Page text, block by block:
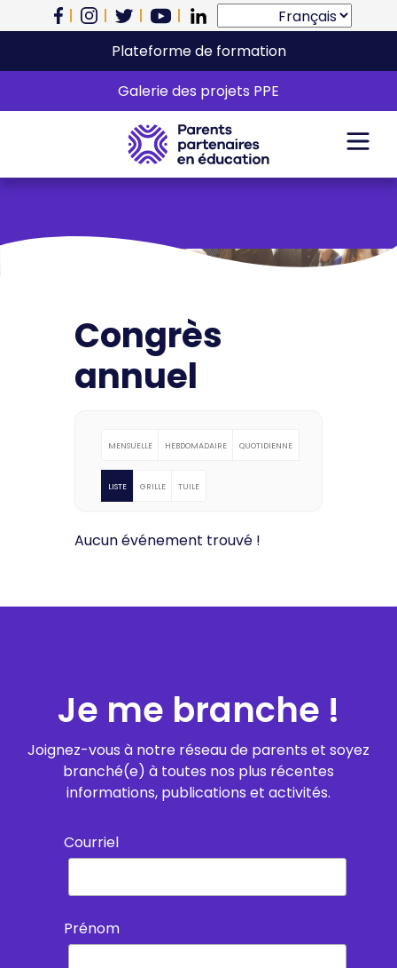
Plateforme de formation
Galerie des projets PPE
Catégorie : Congrès
annuel
Congrès
annuel
MENSUELLE HEBDOMADAIRE QUOTIDIENNE
LISTE GRILLE TUILE
Aucun événement trouvé !
Je me branche !
Joignez-vous à notre réseau de parents et soyez
branché(e) à toutes nos plus récentes
informations, publications et activités.
Courriel
Prénom